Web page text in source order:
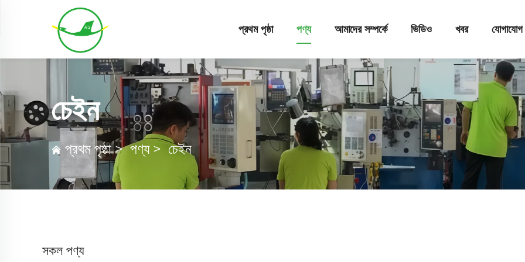
প্রথম পৃষ্ঠা পণ্য আমাদের সম্পর্কে ভিডিও খবর যোগাযোগ
চেইন
প্রথম পৃষ্ঠা>পণ্য> চেইন
সকল পণ্য